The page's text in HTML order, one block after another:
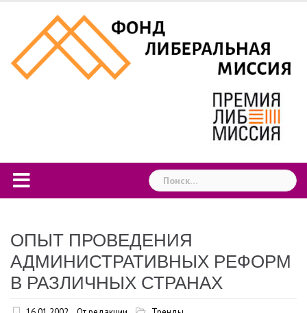
content
Найти:
ОПЫТ ПРОВЕДЕНИЯ
АДМИНИСТРАТИВНЫХ РЕФОРМ
В РАЗЛИЧНЫХ СТРАНАХ